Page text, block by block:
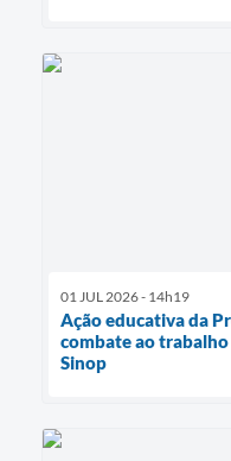
01 JUL 2026 - 14h19
Ação educativa da
combate ao
Sinop